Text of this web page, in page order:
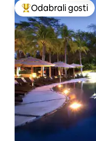
Među najviše
Odabrali gosti